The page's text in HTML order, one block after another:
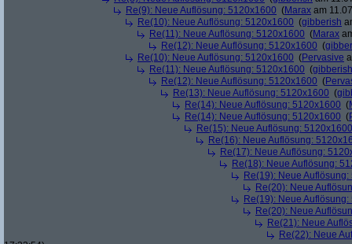
Re(9): Neue Auflösung: 5120x1600 (Marax am
Re(10): Neue Auflösung: 5120x1600 (gibberish
Re(11): Neue Auflösung: 5120x1600 (Marax
Re(12): Neue Auflösung: 5120x1600 (
Re(10): Neue Auflösung: 5120x1600 (Pervasive
Re(11): Neue Auflösung: 5120x1600 (gibberish
Re(12): Neue Auflösung: 5120x1600 (
Re(13): Neue Auflösung: 5120x1600 (
Re(14): Neue Auflösung: 5120x1600 (
Re(14): Neue Auflösung: 5120x1600 (
Re(15): Neue Auflösung: 5120x1600
Re(16): Neue Auflösung:
Re(17): Neue Auflösung:
Re(18): Neue Auflösung:
Re(19): Neue
Re(20): Neue
Re(19): Neue
Re(20): Neue
Re(21): Neue
Re(22): Neue